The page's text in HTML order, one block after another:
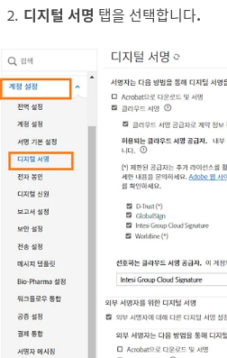
디지털 서명 탭을 선택합니다.